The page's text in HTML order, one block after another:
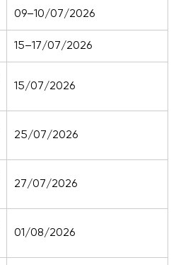
09–10/07/2026
15–17/07/2026
15/07/2026
25/07/2026
27/07/2026
01/08/2026